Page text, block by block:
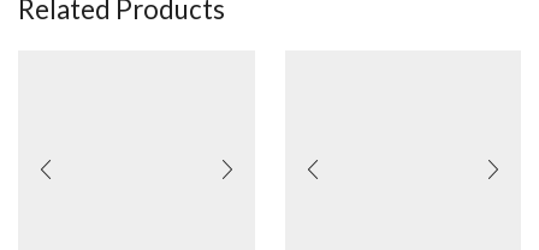
Related Products